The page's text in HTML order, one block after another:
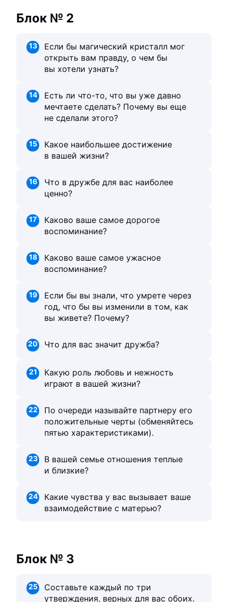
Блок № 2
13
Если бы магический кристалл мог
открыть вам правду, о чем бы
вы хотели узнать?
14
Есть ли что-то, что вы уже давно
мечтаете сделать? Почему вы еще
не сделали этого?
15
Какое наибольшее достижение
в вашей жизни?
16
Что в дружбе для вас наиболее
ценно?
17
Каково ваше самое дорогое
воспоминание?
18
Каково ваше самое ужасное
воспоминание?
19
Если бы вы знали, что умрете через
год, что бы вы изменили в том, как
вы живете? Почему?
20 Что для вас значит дружба?
21
Какую роль любовь и нежность
играют в вашей жизни?
22
По очереди называйте партнеру его
положительные черты (обменяйтесь
пятью характеристиками).
23
В вашей семье отношения теплые
и близкие?
24
Какие чувства у вас вызывает ваше
взаимодействие с матерью?
Блок № 3
25
Составьте каждый по три
утверждения, верных для вас обоих.